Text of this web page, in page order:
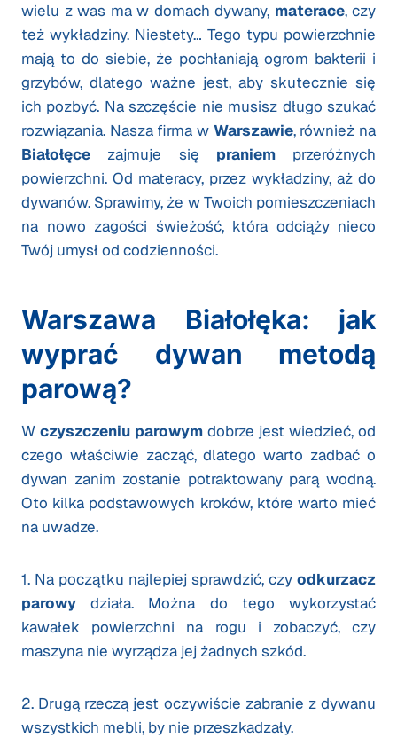
wielu z was ma w domach dywany, materace, czy
też wykładziny. Niestety… Tego typu powierzchnie
mają to do siebie, że pochłaniają ogrom bakterii i
grzybów, dlatego ważne jest, aby skutecznie się
ich pozbyć. Na szczęście nie musisz długo szukać
rozwiązania. Nasza firma w Warszawie, również na
Białołęce zajmuje się praniemprzeróżnych
powierzchni. Od materacy, przez wykładziny, aż do
dywanów. Sprawimy, że w Twoich pomieszczeniach
na nowo zagości świeżość, która odciąży nieco
Twój umysł od codzienności.
Warszawa Białołęka: jak
wyprać dywan metodą
parową?
W czyszczeniu parowym dobrze jest wiedzieć, od
czego właściwie zacząć, dlatego warto zadbać o
dywan zanim zostanie potraktowany parą wodną.
Oto kilka podstawowych kroków, które warto mieć
na uwadze.
1. Na początku najlepiej sprawdzić, czy odkurzacz
parowy działa. Można do tego wykorzystać
kawałek powierzchni na rogu i zobaczyć, czy
maszyna nie wyrządza jej żadnych szkód.
2. Drugą rzeczą jest oczywiście zabranie z dywanu
wszystkich mebli, by nie przeszkadzały.